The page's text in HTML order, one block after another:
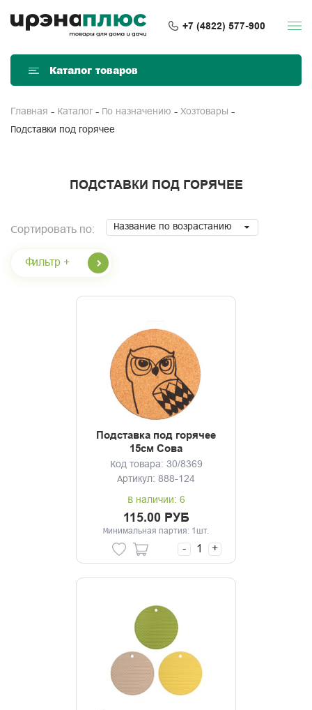
+7 (4822) 577-900
Каталог товаров
Главная Каталог По назначению
Хозтовары
Подставки под горячее
ПОДСТАВКИ ПОД ГОРЯЧЕЕ
Сортировать по: Название по возрастанию
Фильтр +
Подставка под горячее
15см Сова
Код товара: 30/8369
Артикул: 888-124
В наличии: 6
115.00 РУБ
Минимальная партия: 1шт.
- +